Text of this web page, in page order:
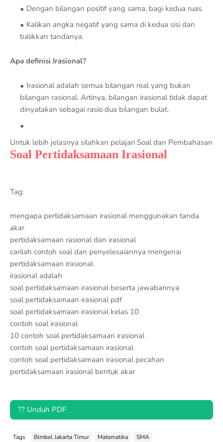
Dengan bilangan positif yang sama, bagi kedua ruas.
Kalikan angka negatif yang sama di kedua sisi dan
balikkan tandanya.
Apa definisi Irasional?
Irasional adalah semua bilangan real yang bukan
bilangan rasional. Artinya, bilangan irasional tidak dapat
dinyatakan sebagai rasio dua bilangan bulat.
Untuk lebih jelasnya silahkan pelajari Soal dan Pembahasan
Soal Pertidaksamaan Irasional
Tag:
mengapa pertidaksamaan irasional menggunakan tanda
akar
pertidaksamaan rasional dan irasional
carilah contoh soal dan penyelesaiannya mengenai
pertidaksamaan irasional
irasional adalah
soal pertidaksamaan irasional beserta jawabannya
soal pertidaksamaan irasional pdf
soal pertidaksamaan irasional kelas 10
contoh soal irasional
10 contoh soal pertidaksamaan irasional
contoh soal pertidaksamaan irasional
contoh soal pertidaksamaan irasional pecahan
pertidaksamaan irasional bentuk akar
?? Unduh PDF
Tags Bimbel Jakarta Timur Matematika SMA